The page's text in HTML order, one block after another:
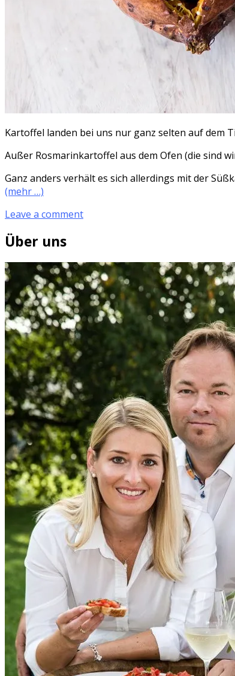
Kartoffel landen bei uns nur ganz selten auf dem
Außer Rosmarinkartoffel aus dem Ofen (die sind
Ganz anders verhält es sich allerdings mit der
(mehr …)
Leave a comment
Über uns